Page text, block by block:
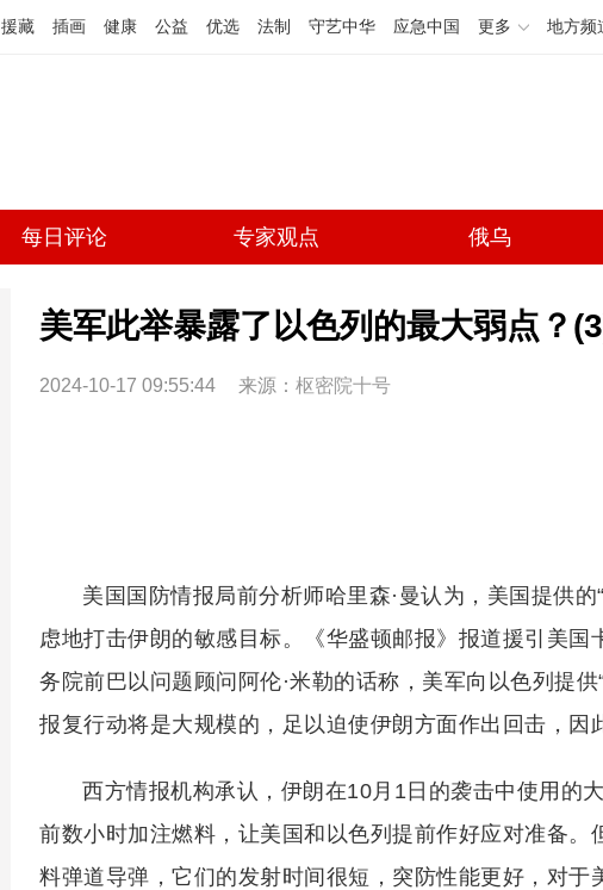
援藏 插画 健康 公益 优选 法制 守艺中华 应急中国 更多 地方频
每日评论 专家观点 俄乌
美军此举暴露了以色列的最大弱点？
2024-10-17 09:55:44 来源： 枢密院十号
美国国防情报局前分析师哈里森·曼认为，美国提供
虑地打击伊朗的敏感目标。《华盛顿邮报》报道援引美国
务院前巴以问题顾问阿伦·米勒的话称，美军向以色列提
报复行动将是大规模的，足以迫使伊朗方面作出回击，因
西方情报机构承认，伊朗在10月1日的袭击中使用的
前数小时加注燃料，让美国和以色列提前作好应对准备
料弹道导弹，它们的发射时间很短，突防性能更好，对